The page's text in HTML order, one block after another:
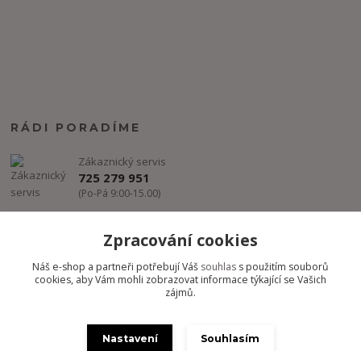
RÁDI PORADÍME
Zákaznický servis
725 279 951
(Po-Pá 9:00-15.00)
Copyright @ FREESTYLE-DANCE.CZ 2012-2024 - Všechny práva
Zpracování cookies
Náš e-shop a partneři potřebují Váš souhlas s použitím souborů
cookies, aby Vám mohli zobrazovat informace týkající se Vašich
zájmů.
Nastavení Souhlasím